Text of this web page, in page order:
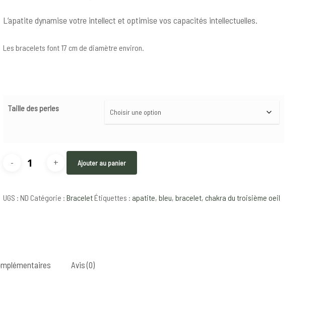
36€
L’apatite dynamise votre intellect et optimise vos capacités intellectuelles.
Les bracelets font 17 cm de diamètre environ.
Taille des perles
quantité
en
Ajouter au panier
UGS :ND Catégorie :BraceletÉtiquettes : apatite,bleu,bracelet,chakra du troisième oeil
Avis (0)